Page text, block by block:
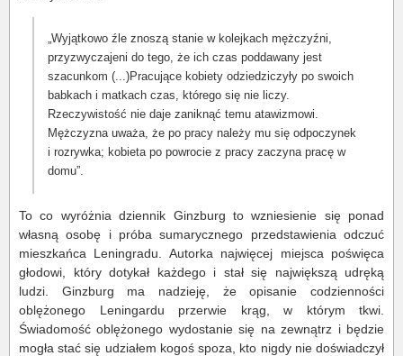
„Wyjątkowo źle znoszą stanie w kolejkach mężczyźni,
przyzwyczajeni do tego, że ich czas poddawany jest
szacunkom (...)Pracujące kobiety odziedziczyły po swoich
babkach i matkach czas, którego się nie liczy.
Rzeczywistość nie daje zaniknąć temu atawizmowi.
Mężczyzna uważa, że po pracy należy mu się odpoczynek
i rozrywka; kobieta po powrocie z pracy zaczyna pracę w
domu”.
To co wyróżnia dziennik Ginzburg to wzniesienie się ponad
własną osobę i próba sumarycznego przedstawienia odczuć
mieszkańca Leningradu. Autorka najwięcej miejsca poświęca
głodowi, który dotykał każdego i stał się największą udręką
ludzi. Ginzburg ma nadzieję, że opisanie codzienności
oblężonego Leningardu przerwie krąg, w którym tkwi.
Świadomość oblężonego wydostanie się na zewnątrz i będzie
mogła stać się udziałem kogoś spoza, kto nigdy nie doświadczył